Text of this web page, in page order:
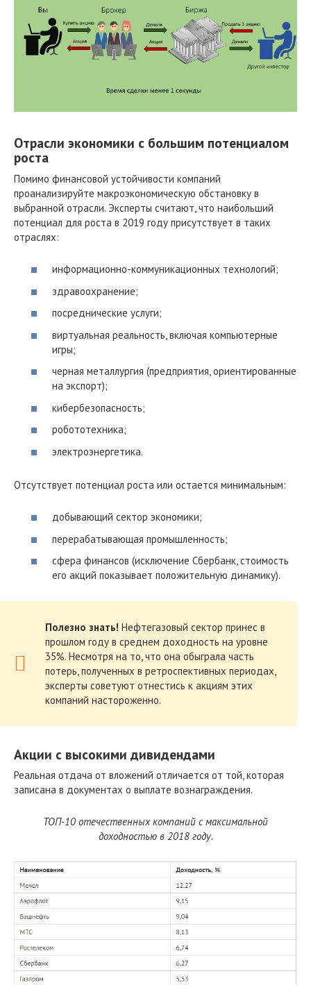
Отрасли экономики с большим потенциалом
роста
Помимо финансовой устойчивости компаний
проанализируйте макроэкономическую обстановку в
выбранной отрасли. Эксперты считают, что наибольший
потенциал для роста в 2019 году присутствует в таких
отраслях:
информационно-коммуникационных технологий;
здравоохранение;
посреднические услуги;
виртуальная реальность, включая компьютерные
игры;
черная металлургия (предприятия, ориентированные
на экспорт);
кибербезопасность;
робототехника;
электроэнергетика.
Отсутствует потенциал роста или остается минимальным:
добывающий сектор экономики;
перерабатывающая промышленность;
сфера финансов (исключение Сбербанк, стоимость
его акций показывает положительную динамику).
Полезно знать! Нефтегазовый сектор принес в
прошлом году в среднем доходность на уровне
35%. Несмотря на то, что она обыграла часть
потерь, полученных в ретроспективных периодах,
эксперты советуют отнестись к акциям этих
компаний настороженно.
Акции с высокими дивидендами
Реальная отдача от вложений отличается от той, которая
записана в документах о выплате вознаграждения.
ТОП-10 отечественных компаний с максимальной
доходностью в 2018 году.